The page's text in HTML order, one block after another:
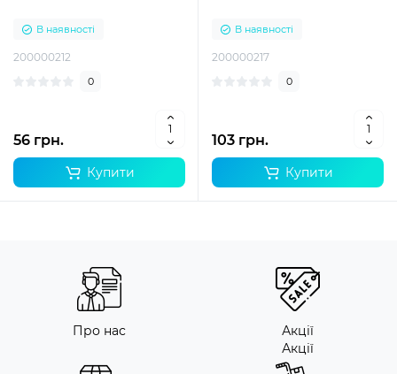
В наявності
200000212
0
56 грн.
Купити
В наявності
200000217
0
103 грн.
Купити
Про нас
Акції
Акції